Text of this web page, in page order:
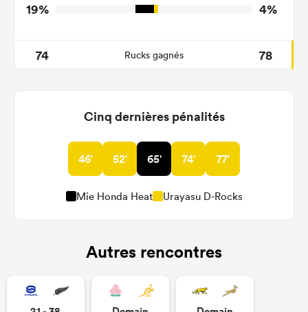
19% 4%
74 Rucks gagnés 78
Cinq dernières pénalités
46' 52' 65' 74' 77'
Mie Honda Heat Urayasu D-Rocks
Autres rencontres